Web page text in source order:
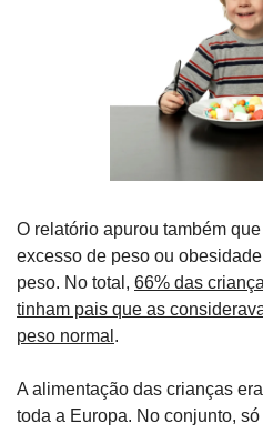
O relatório apurou também
excesso de peso ou
peso. No total, 66% das
tinham pais que as
peso normal .
A alimentação das crianças
toda a Europa. No conjunto, só